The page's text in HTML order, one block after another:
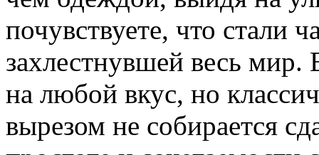
почувствуете, что стали
захлестнувшей весь
на любой вкус, но
вырезом не собирается